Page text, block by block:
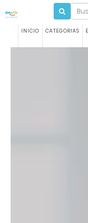
INICIO CATEGORIAS